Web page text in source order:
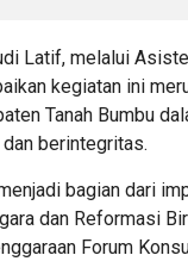
Latif, melalui
kegiatan ini
Tanah Bumbu
berintegritas.
bagian dari
dan Reformasi
Forum